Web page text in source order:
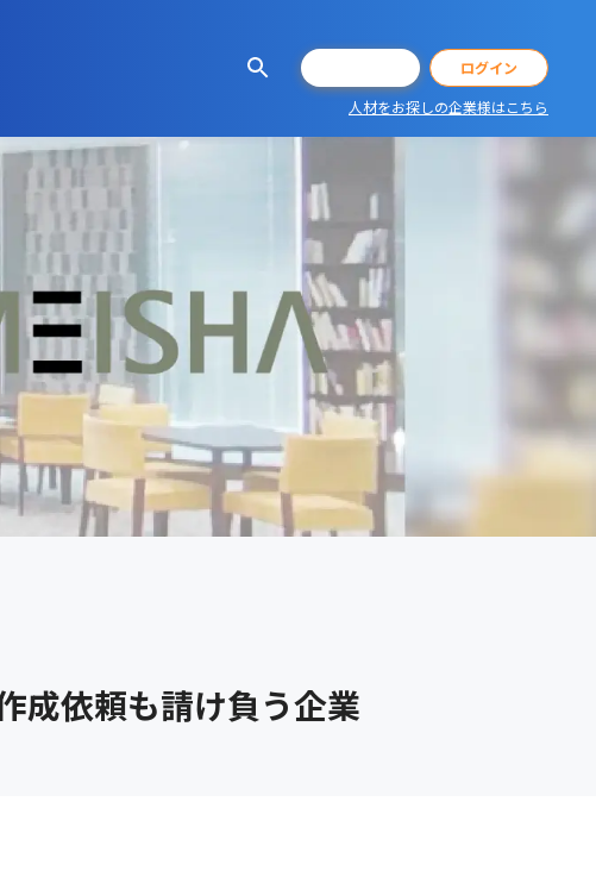
ログイン
人材をお探しの企業様はこちら
成依頼も請け負う企業